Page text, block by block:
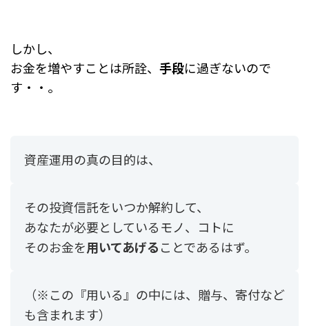
しかし、
お金を増やすことは所詮、 手段に過ぎないので
す・・。
資産運用の真の目的は、
その投資信託をいつか解約して、
あなたが必要としているモノ、コトに
そのお金を用いてあげることであるはず。
（※この『用いる』の中には、贈与、寄付など
も含まれます）